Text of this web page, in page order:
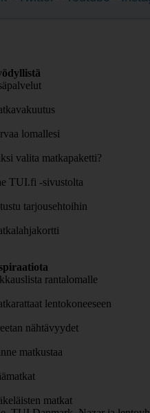
lomallesi
valita matkapaketti?
TUI.fi -sivustolta
tarjousehtoihin
rantalomalle
lentokoneeseen
nähtävyydet
matkustaa
matkat